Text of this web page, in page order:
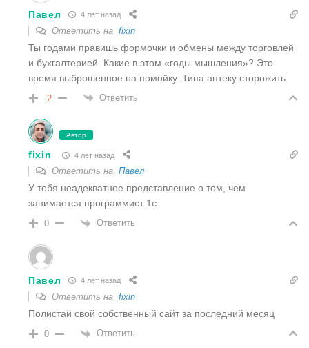
Павел 4 лет назад
Ответить на fixin
Ты годами правишь формочки и обмены между торговлей
и бухгалтерией. Какие в этом «годы мышления»? Это
время выброшенное на помойку. Типа аптеку сторожить
-2 Ответить
Автор
fixin 4 лет назад
Ответить на Павел
У тебя неадекватное представление о том, чем
занимается программист 1с.
0 Ответить
Павел 4 лет назад
Ответить на fixin
Полистай свой собственный сайт за последний месяц
0 Ответить